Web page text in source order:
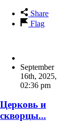
Share
Flag
September
16th, 2025,
02:36 pm
Церковь и
скворцы...